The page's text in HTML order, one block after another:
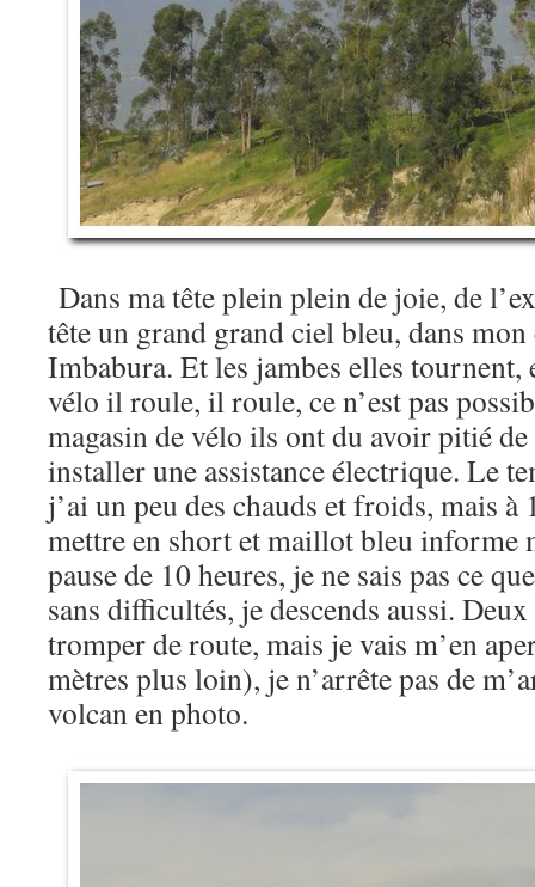
Dans ma tête plein plein de joie, de
tête un grand grand ciel bleu, dans
Imbabura. Et les jambes elles tournent,
vélo il roule, il roule, ce n’est pas
magasin de vélo ils ont du avoir pitié
installer une assistance électrique. Le
j’ai un peu des chauds et froids, mais à
mettre en short et maillot bleu informe
pause de 10 heures, je ne sais pas ce
sans difficultés, je descends aussi.
tromper de route, mais je vais m’en
mètres plus loin), je n’arrête pas de
volcan en photo.